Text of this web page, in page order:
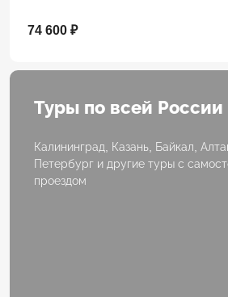
74 600 ₽
Туры по всей России
Калининград, Казань, Байкал,
Петербург и другие туры с
проездом